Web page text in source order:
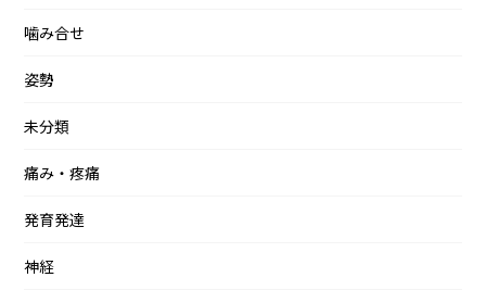
噛み合せ
姿勢
未分類
痛み・疼痛
発育発達
神経